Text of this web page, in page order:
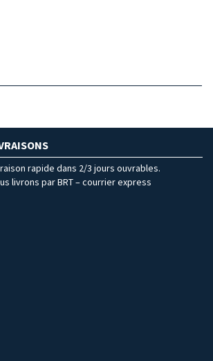
rapide dans 2/3 jours ouvrables.
livrons par BRT – courrier express